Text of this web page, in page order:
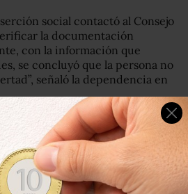
social contactó al Consejo
la documentación
con la información que
se concluyó que la persona no
señaló la dependencia en